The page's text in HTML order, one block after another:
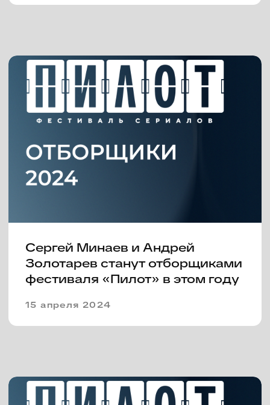
V фестиваль сериалов «Пилот»
пройдет с 22 по 25 июня
Фестиваль сериалов «Пилот»
объявляет даты проведения и
открывает прием работ на
09 марта 2023
час»
Четвертый российский